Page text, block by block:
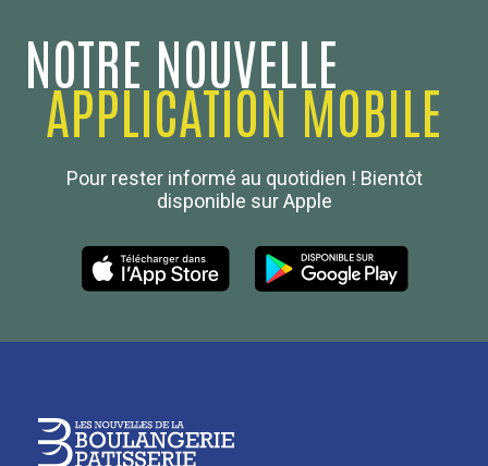
NOTRE NOUVELLE
APPLICATION MOBILE
Pour rester informé au quotidien ! Bientôt
disponible sur Apple
Boulanger de France
Les Nouvelles de la Boulangerie-Pâtisserie Française
27, av d’Eylau - 75782 Paris Cédex 16
01 53 70 16 25